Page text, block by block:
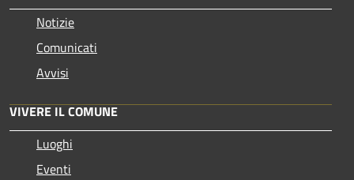
Notizie
Comunicati
Avvisi
VIVERE IL COMUNE
Luoghi
Eventi